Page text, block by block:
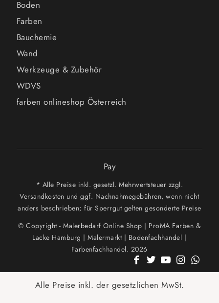
Boden
Farben
Bauchemie
Wand
Werkzeuge & Zubehör
WDVS
farben onlineshop Österreich
Pay
* Alle Preise inkl. gesetzl. Mehrwertsteuer zzgl.
Versandkosten und ggf. Nachnahmegebühren, wenn nicht
anders beschrieben; für Sperrgut gelten gesonderte Preise
© Copyright - Malerbedarf Online Shop | ProMA Farben &
Lacke Hamburg | Malermarkt | Bodenfachhandel |
Farbenfachhandel. 2026
Alle Preise inkl. der gesetzlichen MwSt.